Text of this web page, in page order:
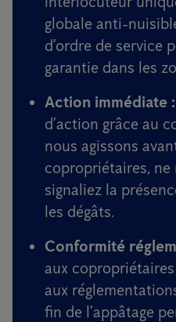
globale anti-
d’ordre de service
garantie dans les
Action immédiate :
d’action grâce au
nous agissons
copropriétaires, ne
signaliez la
les dégâts.
Conformité
aux
aux
fin de l’appâtage